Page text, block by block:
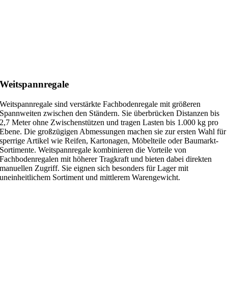
Weitspannregale
Weitspannregale sind verstärkte Fachbodenregale mit größeren
Spannweiten zwischen den Ständern. Sie überbrücken Distanzen bis
2,7 Meter ohne Zwischenstützen und tragen Lasten bis 1.000 kg pro
Ebene. Die großzügigen Abmessungen machen sie zur ersten Wahl für
sperrige Artikel wie Reifen, Kartonagen, Möbelteile oder Baumarkt-
Sortimente. Weitspannregale kombinieren die Vorteile von
Fachbodenregalen mit höherer Tragkraft und bieten dabei direkten
manuellen Zugriff. Sie eignen sich besonders für Lager mit
uneinheitlichem Sortiment und mittlerem Warengewicht.